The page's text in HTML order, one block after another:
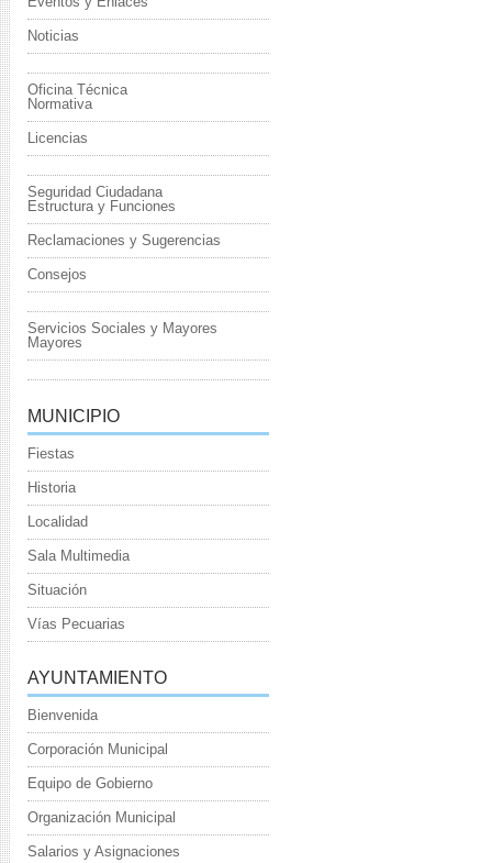
Noticias
Oficina Técnica
Normativa
Licencias
Seguridad Ciudadana
Estructura y Funciones
Reclamaciones y Sugerencias
Consejos
Servicios Sociales y Mayores
Mayores
MUNICIPIO
Fiestas
Historia
Localidad
Sala Multimedia
Situación
Vías Pecuarias
AYUNTAMIENTO
Bienvenida
Corporación Municipal
Equipo de Gobierno
Organización Municipal
Salarios y Asignaciones